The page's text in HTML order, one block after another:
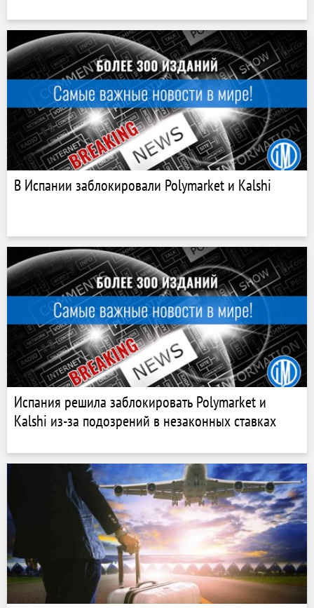
В Испании заблокировали Polymarket и Kalshi
Испания решила заблокировать Polymarket и
Kalshi из-за подозрений в незаконных ставках